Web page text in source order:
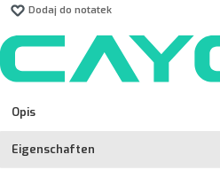
Dodaj do notatek
Opis
Eigenschaften